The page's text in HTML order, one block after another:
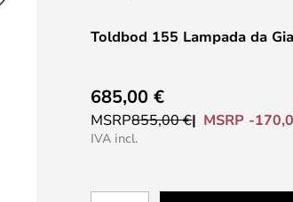
Toldbod 155 Lampada da
685,00 €
MSRP855,00 € MSRP -
IVA incl.